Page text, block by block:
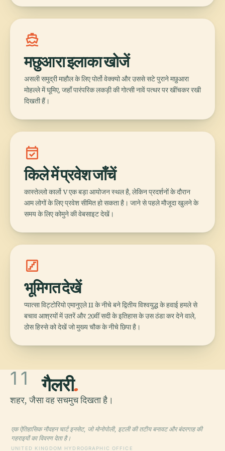
directions_boat
मछुआरा इलाका खोजें
असली समुद्री माहौल के लिए पोर्तो वेक्क्यो और उससे सटे पुराने मछुआरा
मोहल्ले में घूमिए, जहाँ पारंपरिक लकड़ी की गोत्सी नावें पत्थर पर खींचकर रखी
दिखती हैं।
event_available
किले में प्रवेश जाँचें
कास्तेल्लो कार्लो V एक बड़ा आयोजन स्थल है, लेकिन प्रदर्शनों के दौरान
आम लोगों के लिए प्रवेश सीमित हो सकता है। जाने से पहले मौजूदा खुलने के
समय के लिए कोमुने की वेबसाइट देखें।
stairs
भूमिगत देखें
प्यात्सा विट्टोरियो एमानुएले II के नीचे बने द्वितीय विश्वयुद्ध के हवाई हमले से
बचाव आश्रयों में उतरें और 20वीं सदी के इतिहास के उस ठंडा कर देने वाले,
ठोस हिस्से को देखें जो मुख्य चौक के नीचे छिपा है।
11 गैलरी.
शहर, जैसा वह सचमुच दिखता है।
एक ऐतिहासिक नौवहन चार्ट इनसेट, जो मोनोपोली, इटली की तटीय बनावट और बंदरगाह की
गहराइयों का विवरण देता है।
UNITED KINGDOM HYDROGRAPHIC OFFICE